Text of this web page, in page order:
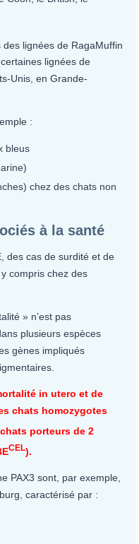
lignées de RagaMuffin
lignées de
Unis, en Grande-
:
bleus
chez des chats non
à la santé
des cas de surdité et de
compris chez des
» n’est pas
plusieurs espèces
gènes impliqués
in utero et de
chats homozygotes
porteurs de 2
CEL).
PAX3 sont, par exemple,
caractérisé par :